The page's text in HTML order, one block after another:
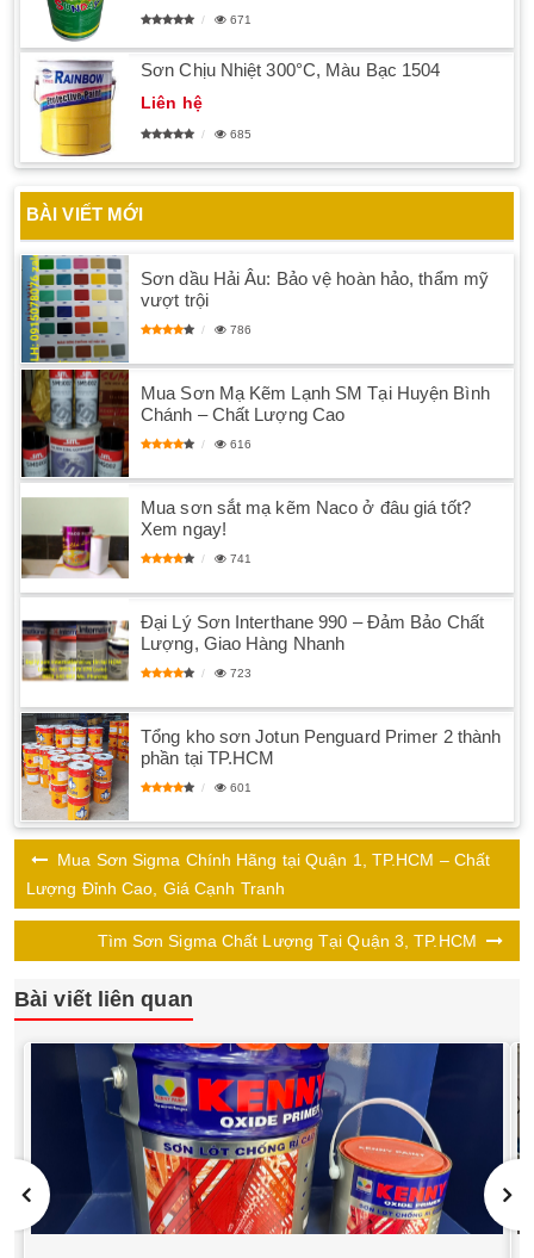
671
Sơn Chịu Nhiệt 300°C, Màu Bạc 1504
Liên hệ
685
BÀI VIẾT MỚI
Sơn dầu Hải Âu: Bảo vệ hoàn hảo, thẩm mỹ
vượt trội
786
Mua Sơn Mạ Kẽm Lạnh SM Tại Huyện Bình
Chánh – Chất Lượng Cao
616
Mua sơn sắt mạ kẽm Naco ở đâu giá tốt?
Xem ngay!
741
Đại Lý Sơn Interthane 990 – Đảm Bảo Chất
Lượng, Giao Hàng Nhanh
723
Tổng kho sơn Jotun Penguard Primer 2 thành
phần tại TP.HCM
601
Mua Sơn Sigma Chính Hãng tại Quận 1, TP.HCM – Chất
Lượng Đỉnh Cao, Giá Cạnh Tranh
Tìm Sơn Sigma Chất Lượng Tại Quận 3, TP.HCM
Bài viết liên quan